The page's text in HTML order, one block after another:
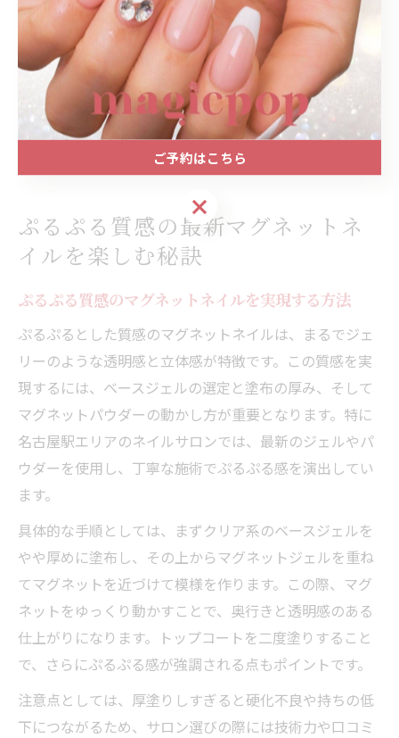
に合わせたカスタマイズ提案が充実しています。自分の
イメージやテーマを伝えることで、プロならではのアド
バイスや新しいアイデアをもらうことができ、満足度の
高い仕上がりに繋がります。初めてマグネットネイルに
挑戦する方も、スタッフとコミュニケーションを取りな
がら安心して自分らしいデザインを楽しんでください。
ぷるぷる質感の最新マグネットネ
イルを楽しむ秘訣
ぷるぷる質感のマグネットネイルを実現する方法
ぷるぷるとした質感のマグネットネイルは、まるでジェ
リーのような透明感と立体感が特徴です。この質感を実
現するには、ベースジェルの選定と塗布の厚み、そして
マグネットパウダーの動かし方が重要となります。特に
名古屋駅エリアのネイルサロンでは、最新のジェルやパ
ウダーを使用し、丁寧な施術でぷるぷる感を演出してい
ます。
具体的な手順としては、まずクリア系のベースジェルを
やや厚めに塗布し、その上からマグネットジェルを重ね
てマグネットを近づけて模様を作ります。この際、マグ
ネットをゆっくり動かすことで、奥行きと透明感のある
仕上がりになります。トップコートを二度塗りすること
で、さらにぷるぷる感が強調される点もポイントです。
注意点としては、厚塗りしすぎると硬化不良や持ちの低
下につながるため、サロン選びの際には技術力や口コミ
ご予約はこちら
ご予約はこちら